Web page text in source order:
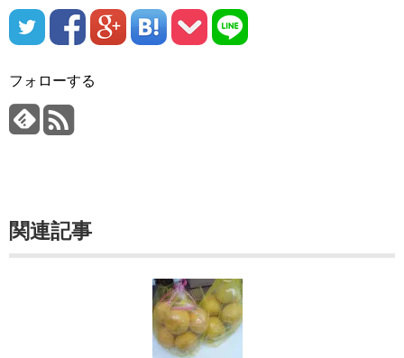
フォローする
関連記事